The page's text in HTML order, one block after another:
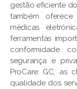
gestão eficiente
também
médicas
ferramentas
conformidade
segurança e
ProCare GC, as
qualidade dos